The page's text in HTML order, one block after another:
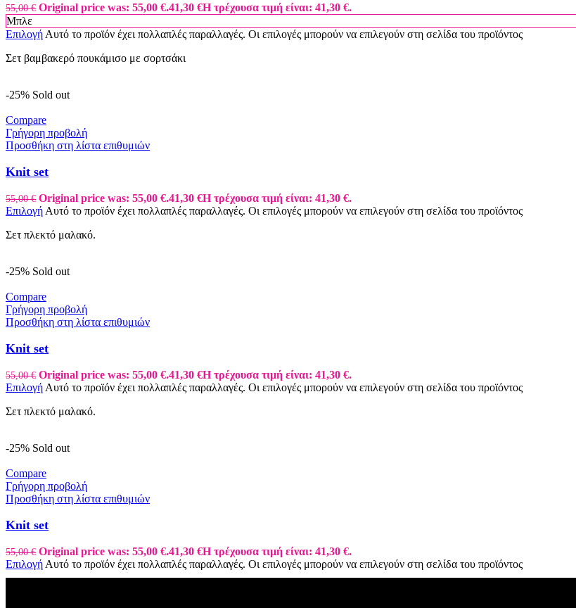
55,00€ Original price was: 55,00 €.41,30 €Η τρέχουσα τιμή είναι: 41,30 €.
Μπλε
Επιλογή Αυτό το προϊόν έχει πολλαπλές παραλλαγές. Οι επιλογές μπορούν να επιλεγούν στη σελίδα του προϊόντος
Σετ βαμβακερό πουκάμισο με σορτσάκι
-25% Sold out
Compare
Γρήγορη προβολή
Προσθήκη στη λίστα επιθυμιών
Knit set
55,00€ Original price was: 55,00 €.41,30 €Η τρέχουσα τιμή είναι: 41,30 €.
Επιλογή Αυτό το προϊόν έχει πολλαπλές παραλλαγές. Οι επιλογές μπορούν να επιλεγούν στη σελίδα του προϊόντος
Σετ πλεκτό μαλακό.
-25% Sold out
Compare
Γρήγορη προβολή
Προσθήκη στη λίστα επιθυμιών
Knit set
55,00€ Original price was: 55,00 €.41,30 €Η τρέχουσα τιμή είναι: 41,30 €.
Επιλογή Αυτό το προϊόν έχει πολλαπλές παραλλαγές. Οι επιλογές μπορούν να επιλεγούν στη σελίδα του προϊόντος
Σετ πλεκτό μαλακό.
-25% Sold out
Compare
Γρήγορη προβολή
Προσθήκη στη λίστα επιθυμιών
Knit set
55,00€ Original price was: 55,00 €.41,30 €Η τρέχουσα τιμή είναι: 41,30 €.
Επιλογή Αυτό το προϊόν έχει πολλαπλές παραλλαγές. Οι επιλογές μπορούν να επιλεγούν στη σελίδα του προϊόντος